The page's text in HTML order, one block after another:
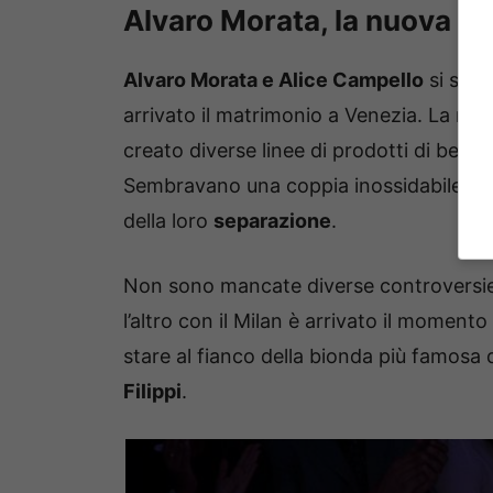
Alvaro Morata, la nuova
Alvaro Morata e Alice Campello si
arrivato il matrimonio a Venezia. La
creato diverse linee di prodotti di
Sembravano una coppia inossidabile,
della loro separazione.
Non sono mancate diverse
l’altro con il Milan è arrivato il
stare al fianco della bionda più famosa
Filippi.